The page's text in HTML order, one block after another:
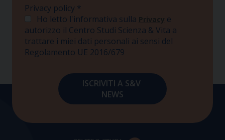
Privacy policy *
Ho letto l'informativa sulla Privacy e
autorizzo il Centro Studi Scienza & Vita a
trattare i miei dati personali ai sensi del
Regolamento UE 2016/679